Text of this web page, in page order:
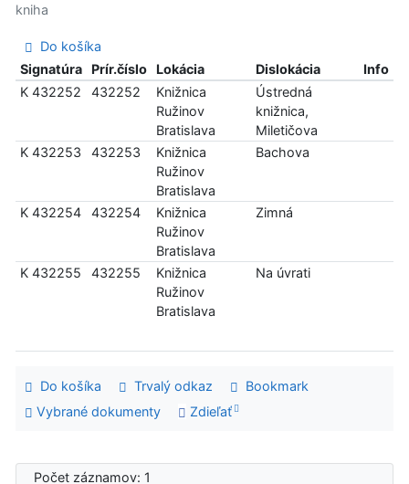
kniha
Do košíka
Signatúra
Prír.číslo Lokácia Dislokácia
Info
K 432252
432252
Knižnica
Ružinov
Bratislava
Ústredná
knižnica,
Miletičova
K 432253
432253
Knižnica
Ružinov
Bratislava
Bachova
K 432254 432254
Knižnica
Ružinov
Bratislava
Zimná
K 432255 432255
Knižnica
Ružinov
Bratislava
Na úvrati
Do košíka Trvalý odkaz
Bookmark
Vybrané dokumenty
Zdieľať
Počet záznamov: 1